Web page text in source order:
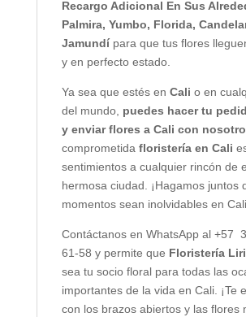
Recargo Adicional En Sus
Palmira, Yumbo, Florida,
Jamundípara que tus flores
y en perfecto estado.
Ya sea que estés en Cali o en
del mundo, puedes hacer tu
y enviar flores a Cali con
comprometida floristería en Cali
sentimientos a cualquier rincón de
hermosa ciudad. ¡Hagamos juntos
momentos sean inolvidables en
Contáctanos en WhatsApp al +57
61-58 y permite que Floristería
sea tu socio floral para todas las
importantes de la vida en Cali. ¡Te
con los brazos abiertos y las flores